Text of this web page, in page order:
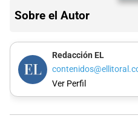
Sobre el Autor
Redacción EL
Ver Perfil